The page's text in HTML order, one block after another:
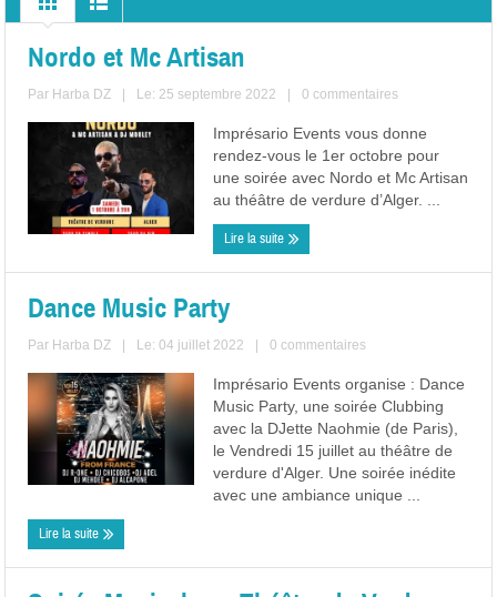
Nordo et Mc Artisan
Par Harba DZ Le: 25 septembre 2022 0 commentaires
Imprésario Events vous donne
rendez-vous le 1er octobre pour
une soirée avec Nordo et Mc Artisan
au théâtre de verdure d’Alger. ...
Lire la suite
Dance Music Party
Par Harba DZ Le: 04 juillet 2022 0 commentaires
Imprésario Events organise : Dance
Music Party, une soirée Clubbing
avec la DJette Naohmie (de Paris),
le Vendredi 15 juillet au théâtre de
verdure d'Alger. Une soirée inédite
avec une ambiance unique ...
Lire la suite